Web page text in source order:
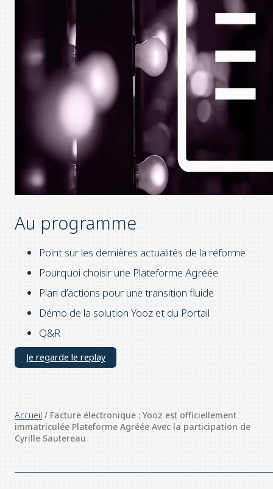
Au programme
Point sur les dernières actualités de la réforme
Pourquoi choisir une Plateforme Agréée
Plan d’actions pour une transition fluide
Démo de la solution Yooz et du Portail
Q&R
Je regarde le replay
Accueil / Facture électronique : Yooz est officiellement
immatriculée Plateforme Agréée Avec la participation de
Cyrille Sautereau